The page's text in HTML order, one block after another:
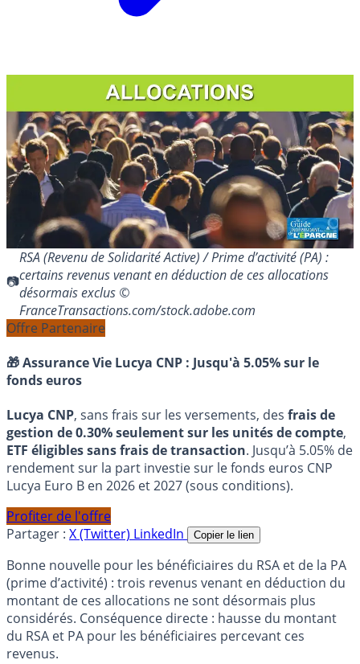
RSA (Revenu de Solidarité Active) / Prime d’activité (PA) :
certains revenus venant en déduction de ces allocations
désormais exclus ©
FranceTransactions.com/stock.adobe.com
Offre Partenaire
🎁 Assurance Vie Lucya CNP : Jusqu'à 5.05% sur le
fonds euros
Lucya CNP, sans frais sur les versements, des frais de
gestion de 0.30% seulement sur les unités de compte,
ETF éligibles sans frais de transaction. Jusqu’à 5.05% de
rendement sur la part investie sur le fonds euros CNP
Lucya Euro B en 2026 et 2027 (sous conditions).
Profiter de l'offre
Partager : X (Twitter) LinkedIn Copier le lien
Bonne nouvelle pour les bénéficiaires du RSA et de la PA
(prime d’activité) : trois revenus venant en déduction du
montant de ces allocations ne sont désormais plus
considérés. Conséquence directe : hausse du montant
du RSA et PA pour les bénéficiaires percevant ces
revenus.